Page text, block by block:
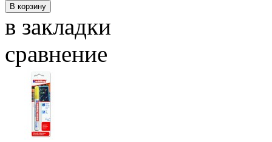
в закладки
сравнение